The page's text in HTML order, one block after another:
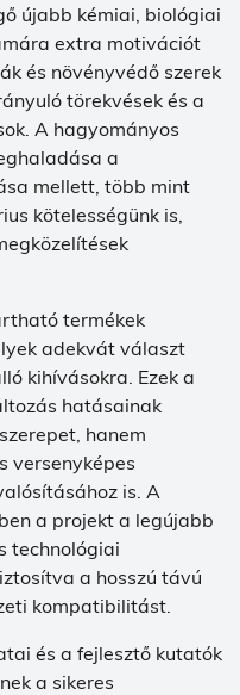
újabb kémiai, biológiai
extra motivációt
és növényvédő szerek
törekvések és a
A hagyományos
a
mellett, több mint
kötelességünk is,
termékek
adekvát választ
kihívásokra. Ezek a
hatásainak
hanem
versenyképes
is. A
a projekt a legújabb
technológiai
a hosszú távú
kompatibilitást.
és a fejlesztő kutatók
a sikeres